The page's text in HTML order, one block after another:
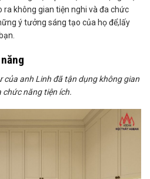
ra không gian tiện nghi và đa chức
ý tưởng sáng tạo của họ để,lấy
của anh Linh đã tận dụng không gian
chức năng tiện ích.